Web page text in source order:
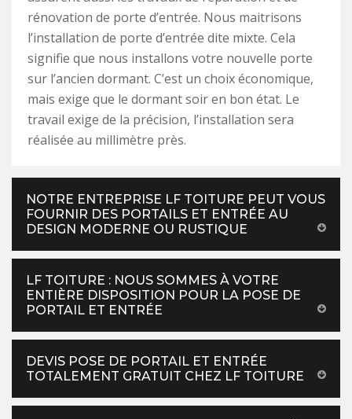
rénovation de porte d’entrée. Nous maitrisons
l’installation de porte d’entrée dite mixte. Cela
signifie que nous installons votre nouvelle porte
sur l’ancien dormant. C’est un choix économique,
mais exige que le dormant soir en bon état. Le
travail exige de la précision, l’installation sera
réalisée au millimètre près.
NOTRE ENTREPRISE LF TOITURE PEUT VOUS
FOURNIR DES PORTAILS ET ENTRÉE AU
DESIGN MODERNE OU RUSTIQUE
LF TOITURE : NOUS SOMMES À VOTRE
ENTIÈRE DISPOSITION POUR LA POSE DE
PORTAIL ET ENTRÉE
DEVIS POSE DE PORTAIL ET ENTRÉE
TOTALEMENT GRATUIT CHEZ LF TOITURE